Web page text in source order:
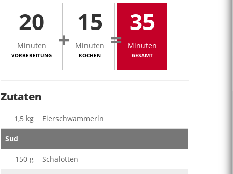
20
Minuten
VORBEREITUNG
+
15
Minuten
KOCHEN
=
35
Minuten
GESAMT
Zutaten
1,5 kg Eierschwammerln
Sud
150 g Schalotten